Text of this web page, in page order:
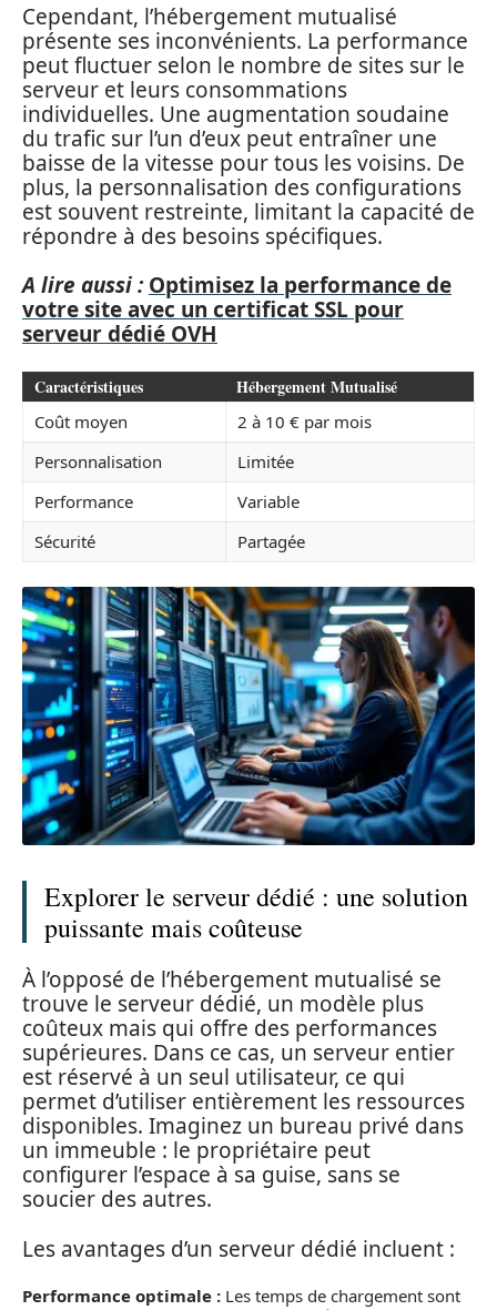
Cependant, l’hébergement mutualisé
présente ses inconvénients. La performance
peut fluctuer selon le nombre de sites sur le
serveur et leurs consommations
individuelles. Une augmentation soudaine
du trafic sur l’un d’eux peut entraîner une
baisse de la vitesse pour tous les voisins. De
plus, la personnalisation des configurations
est souvent restreinte, limitant la capacité de
répondre à des besoins spécifiques.
A lire aussi : Optimisez la performance de
votre site avec un certificat SSL pour
serveur dédié OVH
Caractéristiques Hébergement Mutualisé
Coût moyen
2 à 10 € par mois
Personnalisation
Limitée
Performance
Variable
Sécurité
Partagée
Explorer le serveur dédié : une solution
puissante mais coûteuse
À l’opposé de l’hébergement mutualisé se
trouve le serveur dédié, un modèle plus
coûteux mais qui offre des performances
supérieures. Dans ce cas, un serveur entier
est réservé à un seul utilisateur, ce qui
permet d’utiliser entièrement les ressources
disponibles. Imaginez un bureau privé dans
un immeuble : le propriétaire peut
configurer l’espace à sa guise, sans se
soucier des autres.
Les avantages d’un serveur dédié incluent :
Performance optimale : Les temps de chargement sont